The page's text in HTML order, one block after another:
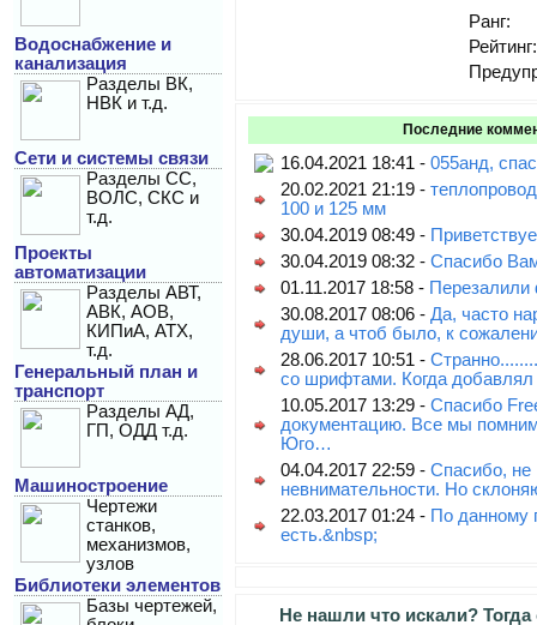
Водоснабжение и
канализация
Разделы ВК,
НВК и т.д.
Сети и системы связи
Разделы СС,
ВОЛС, СКС и
т.д.
Проекты
автоматизации
Разделы АВТ,
АВК, АОВ,
КИПиА, АТХ,
т.д.
Генеральный план и
транспорт
Разделы АД,
ГП, ОДД т.д.
Машиностроение
Чертежи
станков,
механизмов,
узлов
Библиотеки элементов
Базы чертежей,
Ранг:
Рейтинг:
Последние
16.04.2021 18:41 - 055анд,
20.02.2021 21:19 -
100 и 125 мм
30.04.2019 08:49 -
30.04.2019 08:32 - Спасибо
01.11.2017 18:58 - Перезалили
30.08.2017 08:06 - Да, часто
души, а чтоб было, к
28.06.2017 10:51 -
со шрифтами. Когда
10.05.2017 13:29 - Спасибо
документацию. Все мы
Юго…
04.04.2017 22:59 - Спасибо, не
невнимательности. Но
22.03.2017 01:24 - По данному
есть.&nbsp;
Не нашли что искали?